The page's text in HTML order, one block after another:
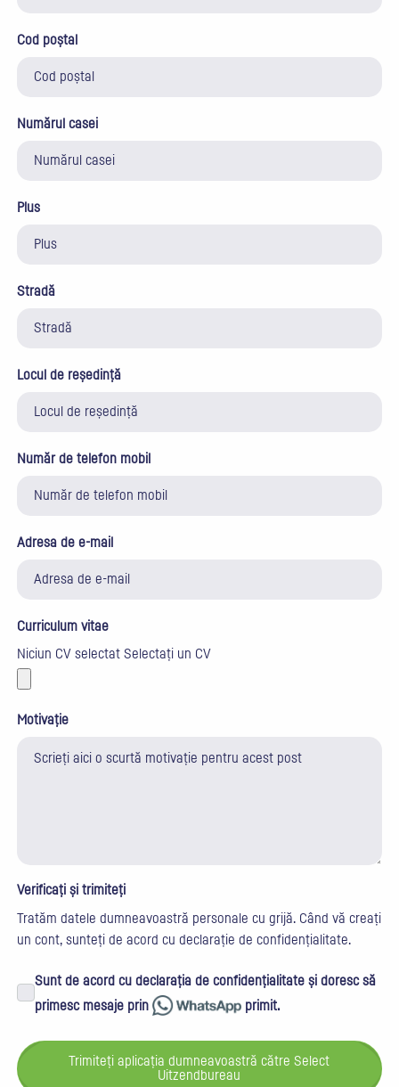
Cod poștal
Numărul casei
Plus
Stradă
Locul de reședință
Număr de telefon mobil
Adresa de e-mail
Curriculum vitae
Niciun CV selectat Selectați un CV
Motivație
Verificați și trimiteți
Tratăm datele dumneavoastră personale cu grijă. Când vă creați
un cont, sunteți de acord cu declarație de confidențialitate.
Sunt de acord cu declarația de confidențialitate și doresc să
primesc mesaje prin
primit.
Trimiteți aplicația dumneavoastră către Select
Uitzendbureau